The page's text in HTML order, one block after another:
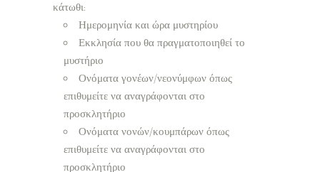
κάτωθι:
Ημερομηνία και ώρα μυστηρίου
Εκκλησία που θα πραγματοποιηθεί το
μυστήριο
Ονόματα γονέων/νεονύμφων όπως
επιθυμείτε να αναγράφονται στο
προσκλητήριο
Ονόματα νονών/κουμπάρων όπως
επιθυμείτε να αναγράφονται στο
προσκλητήριο